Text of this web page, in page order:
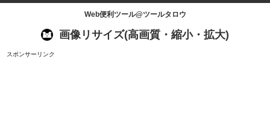
Web便利ツール@ツールタロウ
画像リサイズ(高画質・縮小・拡大)
スポンサーリンク